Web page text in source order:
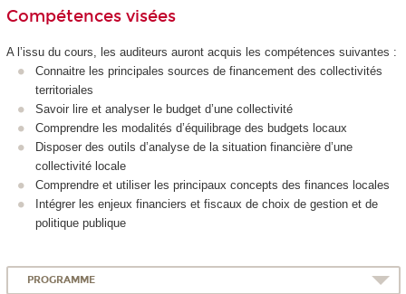
Compétences visées
A l’issu du cours, les auditeurs auront acquis les compétences suivantes :
Connaitre les principales sources de financement des collectivités
territoriales
Savoir lire et analyser le budget d’une collectivité
Comprendre les modalités d’équilibrage des budgets locaux
Disposer des outils d’analyse de la situation financière d’une
collectivité locale
Comprendre et utiliser les principaux concepts des finances locales
Intégrer les enjeux financiers et fiscaux de choix de gestion et de
politique publique
PROGRAMME